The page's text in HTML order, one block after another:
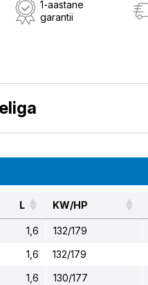
1-aastane
garantii
L KW/HP
1,6 132/179
1,6 132/179
1,6 130/177